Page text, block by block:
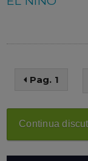
Pag. 1
Continua